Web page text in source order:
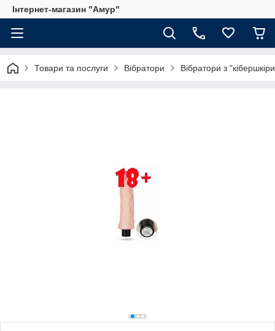
Інтернет-магазин "Амур"
Товари та послуги Вібратори Вібратори з